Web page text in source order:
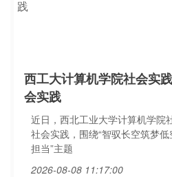
西工大计算机学院社会实
会实践
近日，西北工业大学计算机学院
社会实践，围绕“智驭长空筑梦低
担当”主题
2026-08-08 11:17:00